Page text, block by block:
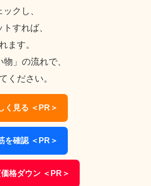
クし、
すれば、
ます。
」の流れで、
ください。
く見る ＜PR＞
を確認 ＜PR＞
格ダウン ＜PR＞